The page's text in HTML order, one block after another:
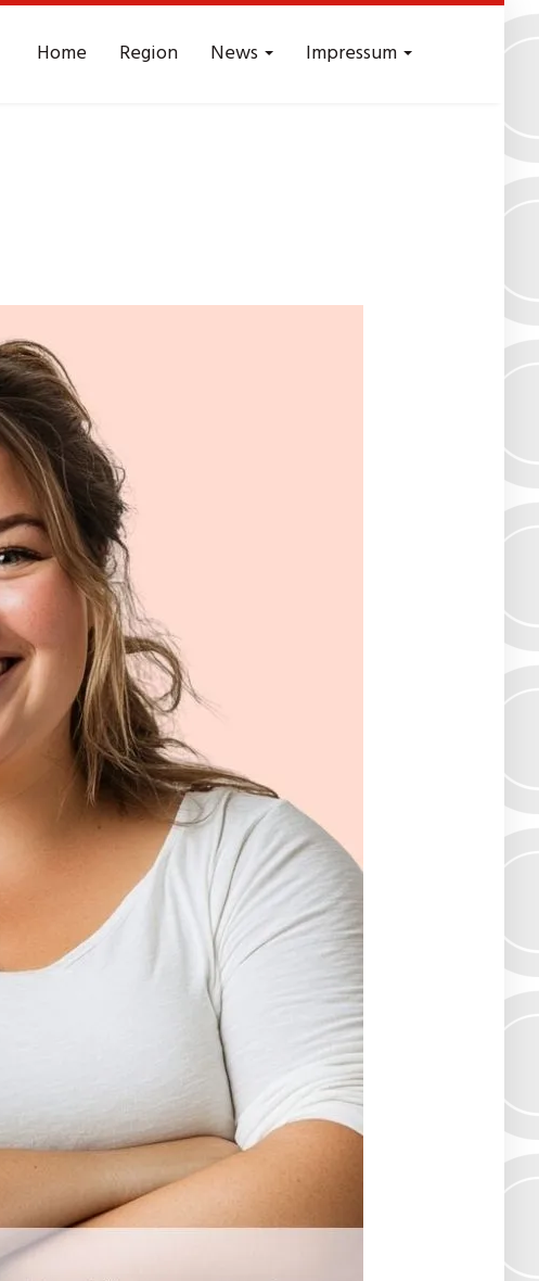
Home Region News Impressum